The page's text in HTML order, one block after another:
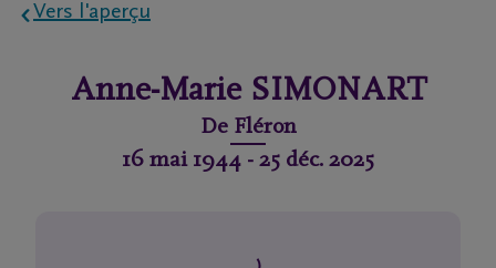
Vers l'aperçu
Anne-Marie SIMONART
De Fléron
16 mai 1944 - 25 déc. 2025